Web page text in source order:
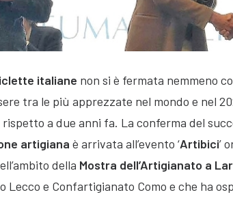
italiane non si è fermata nemmeno
tra le più apprezzate nel mondo e nel
rispetto a due anni fa. La conferma del
artigiana è arrivata all’evento ‘Artibici’
della Mostra dell’Artigianato a
Lecco e Confartigianato Como e che ha